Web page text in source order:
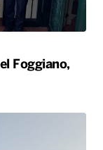
Foggiano,